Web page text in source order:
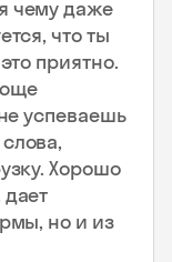
чему даже
что ты
приятно.
успеваешь
Хорошо
но и из